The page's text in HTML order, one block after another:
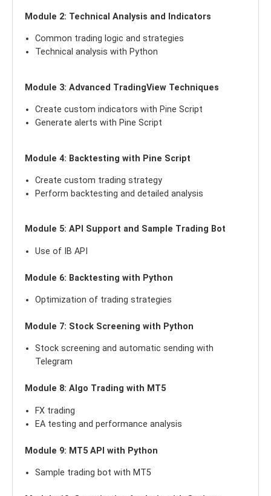
Module 2: Technical Analysis and Indicators
Common trading logic and strategies
Technical analysis with Python
Module 3: Advanced TradingView Techniques
Create custom indicators with Pine Script
Generate alerts with Pine Script
Module 4: Backtesting with Pine Script
Create custom trading strategy
Perform backtesting and detailed analysis
Module 5: API Support and Sample Trading Bot
Use of IB API
Module 6: Backtesting with Python
Optimization of trading strategies
Module 7: Stock Screening with Python
Stock screening and automatic sending with
Telegram
Module 8: Algo Trading with MT5
FX trading
EA testing and performance analysis
Module 9: MT5 API with Python
Sample trading bot with MT5